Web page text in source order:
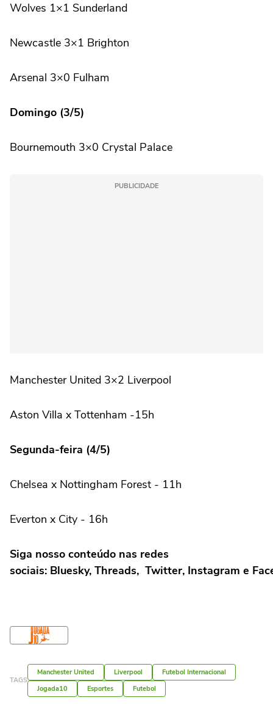
Wolves 1×1 Sunderland
Newcastle 3×1 Brighton
Arsenal 3×0 Fulham
Domingo (3/5)
Bournemouth 3×0 Crystal Palace
PUBLICIDADE
Manchester United 3×2 Liverpool
Aston Villa x Tottenham -15h
Segunda-feira (4/5)
Chelsea x Nottingham Forest - 11h
Everton x City - 16h
Siga nosso conteúdo nas redes
sociais: Bluesky, Threads, Twitter, Instagram e
TAGS
Manchester United Liverpool
Futebol Internacional
Jogada10
Esportes Futebol